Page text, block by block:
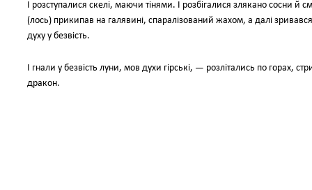
І розступалися скелі, маючи тінями. І розбігалися злякано сосни
(лось) прикипав на галявині, спаралізований жахом, а далі
духу у безвість.
І гнали у безвість луни, мов духи гірські, — розлітались по горах,
дракон.